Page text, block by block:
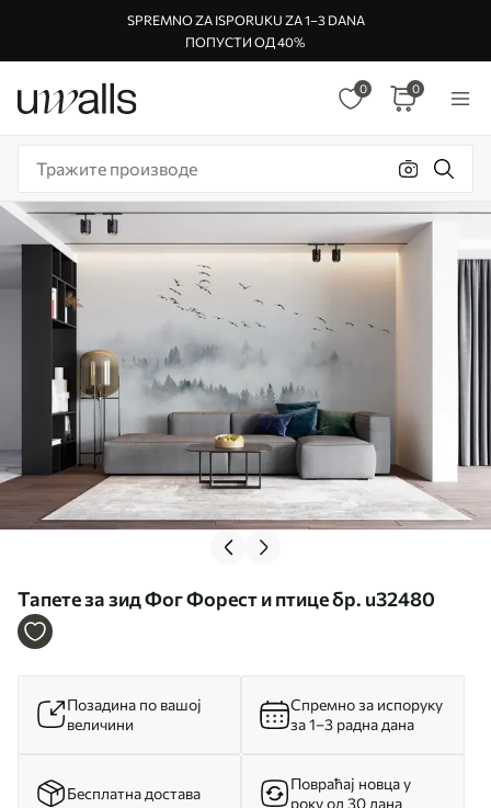
SPREMNO ZA ISPORUKU ZA 1–3 DANA
ПОПУСТИ ОД 40%
0 0
Тапете за зид Фог Форест и птице бр. u32480
Позадина по вашој
величини
Спремно за испоруку
за 1–3 радна дана
Бесплатна достава
Повраћај новца у
року од 30 дана